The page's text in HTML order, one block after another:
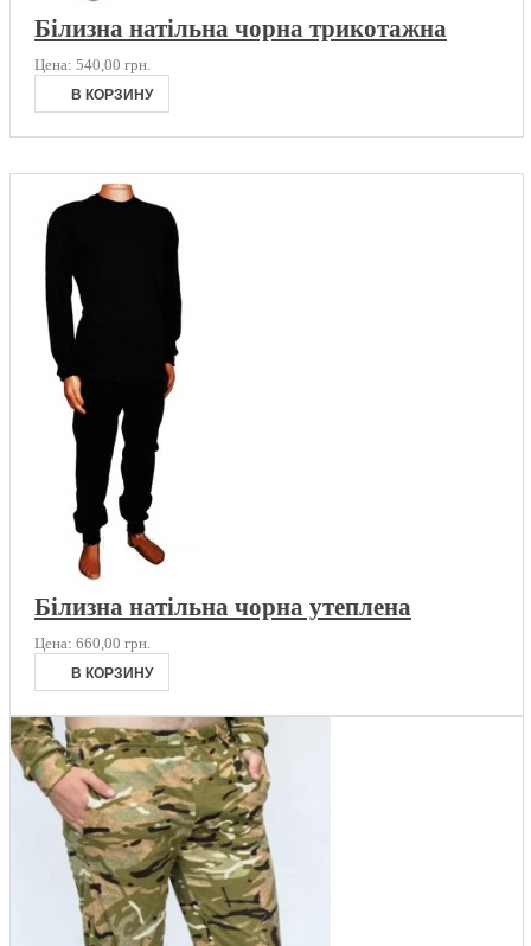
Білизна натільна чорна трикотажна
Цена: 540,00 грн.
Білизна натільна чорна утеплена
Цена: 660,00 грн.